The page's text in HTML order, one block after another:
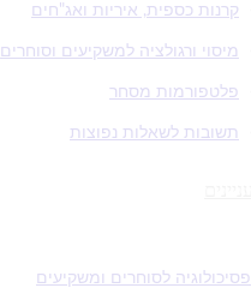
קרנות כספית, איריות ואג"חים
מיסוי ורגולציה למשקיעים וסוחרים
פלטפורמות מסחר
תשובות לשאלות נפוצות
פסיכולוגיה לסוחרים ומשקיעים